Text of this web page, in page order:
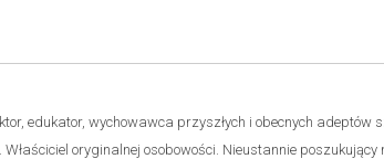
edukator, wychowawca przyszłych i obecnych adeptów
oryginalnej osobowości. Nieustannie poszukujący